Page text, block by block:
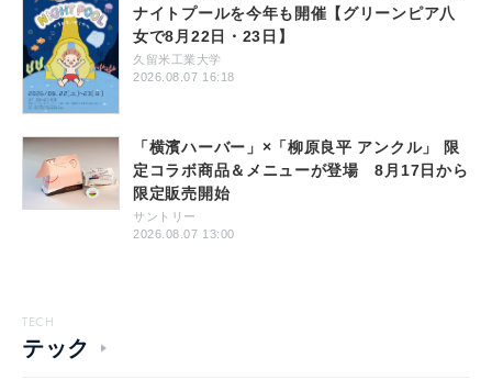
ナイトプールを今年も開催【グリーンピア八
女で8月22日・23日】
久留米工業大学
2026.08.07 16:18
「横濱ハーバー」×「柳原良平 アンクル」 限
定コラボ商品＆メニューが登場 8月17日から
限定販売開始
サントリー
2026.08.07 13:00
TECH
テック